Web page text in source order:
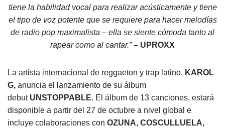
tiene la habilidad vocal para realizar acústicamente y tiene
el tipo de voz potente que se requiere para hacer melodías
de radio pop maximalista – ella se siente cómoda tanto al
rapear como al cantar.” – UPROXX
La artista internacional de reggaeton y trap latino, KAROL
G, anuncia el lanzamiento de su álbum
debut UNSTOPPABLE. El álbum de 13 canciones, estará
disponible a partir del 27 de octubre a nivel global e
incluye colaboraciones con OZUNA, COSCULLUELA,